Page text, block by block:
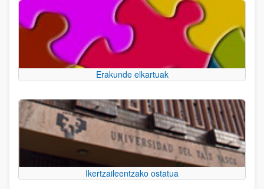
Erakunde elkartuak
Ikertzaileentzako ostatua